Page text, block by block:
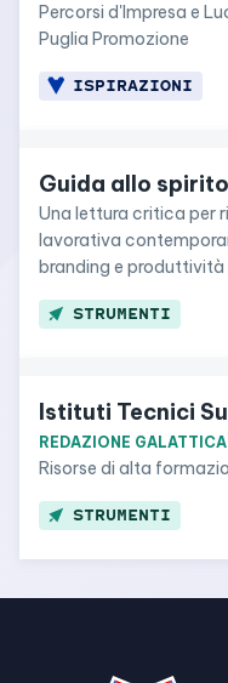
Percorsi d'Impresa e
Puglia Promozione
ISPIRAZIONI
Guida allo
Una lettura critica per
lavorativa
branding e produttività
STRUMENTI
Istituti Tecnici
REDAZIONE GALATTICA
Risorse di alta
STRUMENTI